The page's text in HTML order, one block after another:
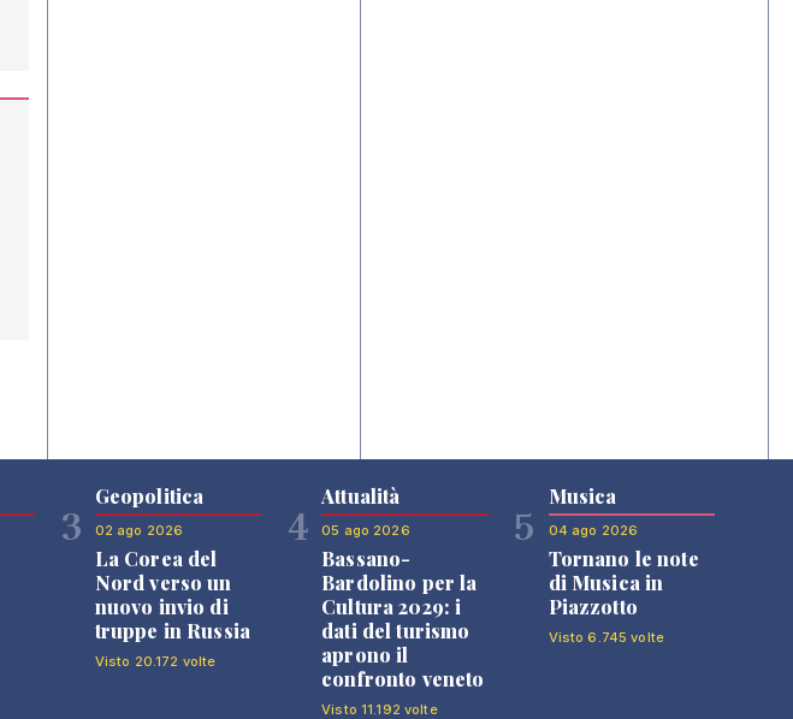
3
Geopolitica
02 ago 2026
La Corea del
Nord verso un
nuovo invio di
truppe in Russia
Visto 20.172 volte
4
Attualità
05 ago 2026
Bassano-
Bardolino per la
Cultura 2029: i
dati del turismo
aprono il
confronto veneto
Visto 11.192 volte
5
Musica
04 ago 2026
Tornano le note
di Musica in
Piazzotto
Visto 6.745 volte